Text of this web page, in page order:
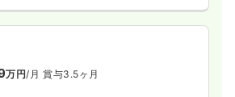
万円/月 賞与3.5ヶ月